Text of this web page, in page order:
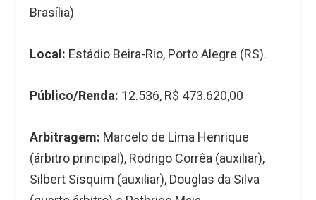
Brasília)
Local: Estádio Beira-Rio, Porto Alegre (RS).
Público/Renda: 12.536, R$ 473.620,00
Arbitragem: Marcelo de Lima Henrique
(árbitro principal), Rodrigo Corrêa (auxiliar),
Silbert Sisquim (auxiliar), Douglas da Silva